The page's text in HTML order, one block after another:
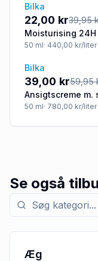
-45%
Bilka
22,00 kr39,95
Moisturising
hyaluronsyre og
50 ml· 440,00 kr/liter
-35%
Bilka
39,00 kr59,95
Ansigtscreme m.
50 ml· 780,00 kr/liter
Se også
Søg efter kategori
Æg